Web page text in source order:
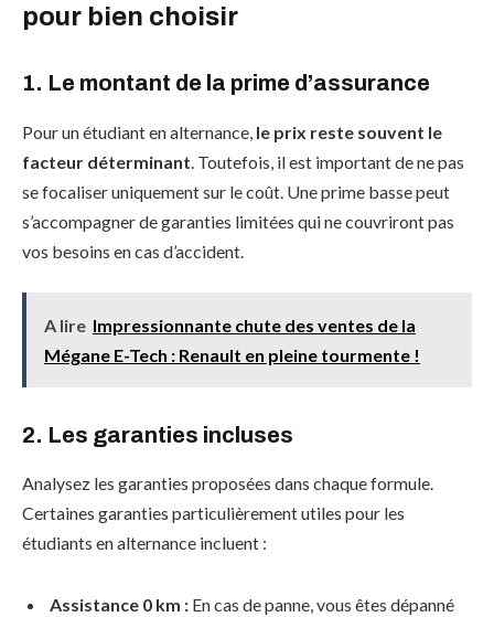
pour bien choisir
1. Le montant de la prime d’assurance
Pour un étudiant en alternance, le prix reste souvent le
facteur déterminant . Toutefois, il est important de ne pas
se focaliser uniquement sur le coût. Une prime basse peut
s’accompagner de garanties limitées qui ne couvriront pas
vos besoins en cas d’accident.
A lire Impressionnante chute des ventes de la
Mégane E-Tech : Renault en pleine tourmente !
2. Les garanties incluses
Analysez les garanties proposées dans chaque formule.
Certaines garanties particulièrement utiles pour les
étudiants en alternance incluent :
Assistance 0 km : En cas de panne, vous êtes dépanné